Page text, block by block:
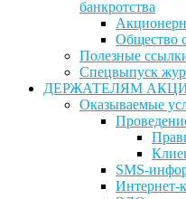
банкротства
Общество
Полезные
Спецвыпуск
ДЕРЖАТЕЛЯМ
Оказываемые
SMS-
Интернет-